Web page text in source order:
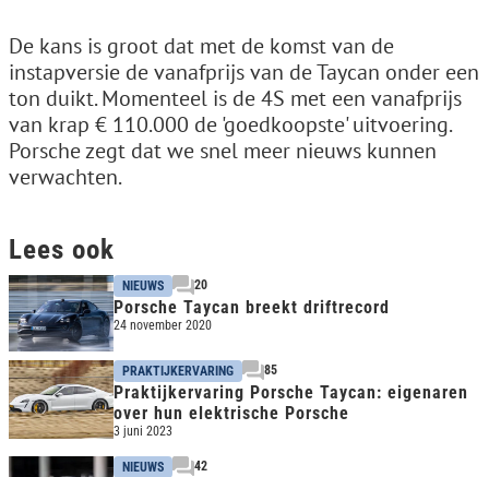
De kans is groot dat met de komst van de
instapversie de vanafprijs van de Taycan onder een
ton duikt. Momenteel is de 4S met een vanafprijs
van krap € 110.000 de 'goedkoopste' uitvoering.
Porsche zegt dat we snel meer nieuws kunnen
verwachten.
Lees ook
NIEUWS 20
Porsche Taycan breekt driftrecord
24 november 2020
PRAKTIJKERVARING 85
Praktijkervaring Porsche Taycan: eigenaren
over hun elektrische Porsche
3 juni 2023
NIEUWS 42